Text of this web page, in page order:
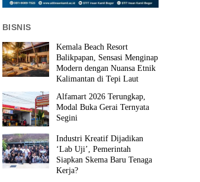
BISNIS
Kemala Beach Resort
Balikpapan, Sensasi Menginap
Modern dengan Nuansa Etnik
Kalimantan di Tepi Laut
Alfamart 2026 Terungkap,
Modal Buka Gerai Ternyata
Segini
Industri Kreatif Dijadikan
‘Lab Uji’, Pemerintah
Siapkan Skema Baru Tenaga
Kerja?